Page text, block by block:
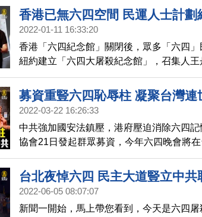
是「六四三三，民主抵抗專制，世界共撐自
柱、全球追究中共暴政的責任。周一(30日)
香港已無六四空間 民運人士計劃
2022-01-11 16:33:20
香港「六四紀念館」關閉後，眾多「六四
紐約建立「六四大屠殺紀念館」，召集人
四」被人遺忘，籌設紀念館是希望堅守歷史
募資重豎六四恥辱柱 凝聚台灣連
2022-03-22 16:26:33
中共強加國安法鎮壓，港府壓迫消除六四
協會21日發起群眾募資，今年六四晚會將
丹麥藝術家高志活參加。朝野國會議員聲
灣連結世界與普世價值、認清中共本質，意
台北夜悼六四 民主大道豎立中共
2022-06-05 08:07:07
新聞一開始，馬上帶您看到，今天是六四